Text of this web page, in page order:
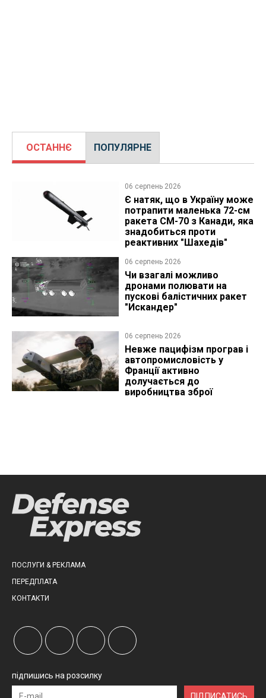
ОСТАННЄ ПОПУЛЯРНЕ
06 серпень 2026
Є натяк, що в Україну може
потрапити маленька 72-см
ракета CM-70 з Канади, яка
знадобиться проти
реактивних "Шахедів"
06 серпень 2026
Чи взагалі можливо
дронами полювати на
пускові балістичних ракет
"Искандер"
06 серпень 2026
Невже пацифізм програв і
автопромисловість у
Франції активно
долучається до
виробництва зброї
ПОСЛУГИ & РЕКЛАМА
ПЕРЕДПЛАТА
КОНТАКТИ
підпишись на розсилку
ПІДПИСАТИСЬ